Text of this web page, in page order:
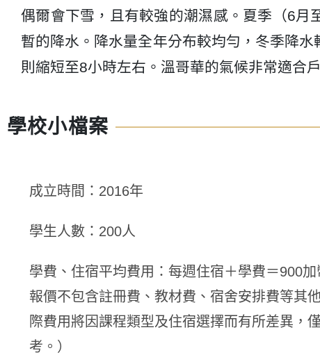
偶爾會下雪，且有較強的潮濕感。夏季（6月
暫的降水。降水量全年分布較均勻，冬季降
則縮短至8小時左右。溫哥華的氣候非常適合
學校小檔案
成立時間：2016年
學生人數：200人
學費、住宿平均費用：每週住宿＋學費＝900
報價不包含註冊費、教材費、宿舍安排費等其
際費用將因課程類型及住宿選擇而有所差異，
考。）